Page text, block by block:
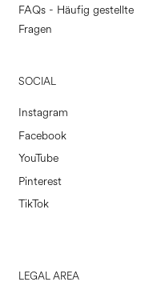
FAQs - Häufig gestellte
Fragen
SOCIAL
Instagram
Facebook
YouTube
Pinterest
TikTok
LEGAL AREA